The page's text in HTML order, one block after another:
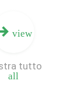
view
all
tutto